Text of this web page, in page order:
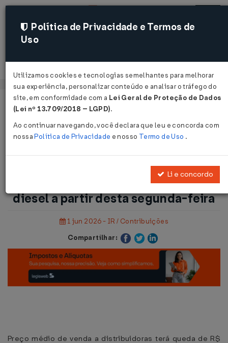
Acessar
Página Inicial
Notícias
segunda-feira...
Voltar
Petrobras implementa desconto no
diesel a partir desta segunda-feira
1 jun 2026 - IR / Contribuições
Compartilhar:
Preço médio de venda a distribuidoras terá queda de R$
Política de Privacidade e Termos de
Uso
Utilizamos cookies e tecnologias semelhantes para melhorar
sua experiência, personalizar conteúdo e analisar o tráfego do
site, em conformidade com a Lei Geral de Proteção de Dados
(Lei nº 13.709/2018 – LGPD).
Ao continuar navegando, você declara que leu e concorda com
nossaPolítica de Privacidade e nosso Termo de Uso .
Li e concordo